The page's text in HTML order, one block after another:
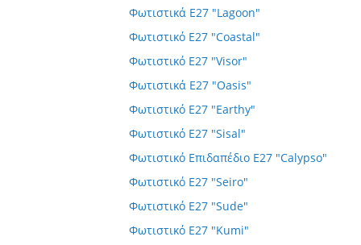
Φωτιστικά E27 "Lagoon"
Φωτιστικό E27 "Coastal"
Φωτιστικό E27 "Visor"
Φωτιστικά E27 "Oasis"
Φωτιστικό E27 "Earthy"
Φωτιστικό E27 "Sisal"
Φωτιστικό Επιδαπέδιο E27 "Calypso"
Φωτιστικό E27 "Seiro"
Φωτιστικό E27 "Sude"
Φωτιστικό E27 "Kumi"